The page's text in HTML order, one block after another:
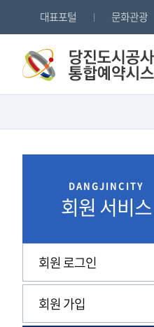
대표포털 문화관광
DANGJINCITY
회원 서비스
회원 로그인
회원 가입